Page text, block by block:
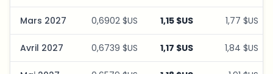
Mars 2027 0,6902 $US 1,15 $US 1,77 $US
Avril 2027 0,6739 $US 1,17 $US 1,84 $US